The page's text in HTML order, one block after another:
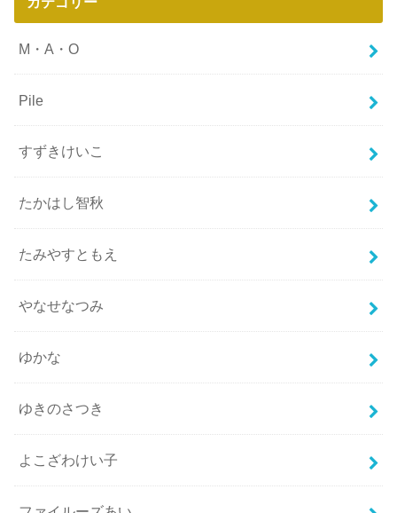
M・A・O
Pile
すずきけいこ
たかはし智秋
たみやすともえ
やなせなつみ
ゆかな
ゆきのさつき
よこざわけい子